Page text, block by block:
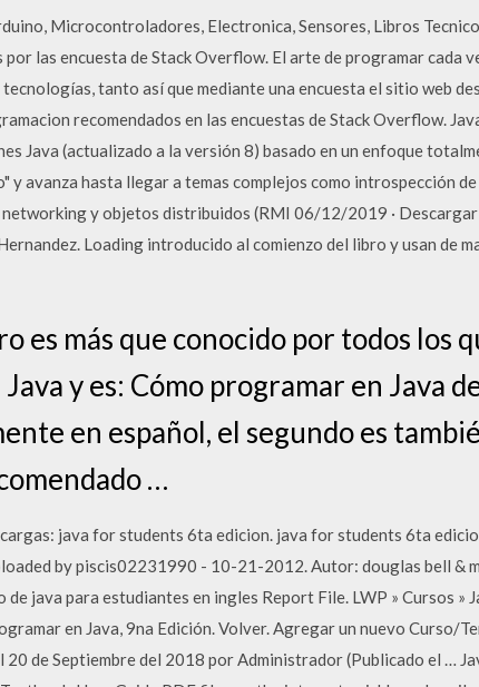
Microcontroladores, Electronica, Sensores, Libros
las encuesta de Stack Overflow. El arte de programar cada
tanto así que mediante una encuesta el sitio web
recomendados en las encuestas de Stack Overflow.
Java (actualizado a la versión 8) basado en un enfoque
y avanza hasta llegar a temas complejos como introspección
y objetos distribuidos (RMI 06/12/2019 · Descargar
Loading introducido al comienzo del libro y usan de
es más que conocido por todos los
y es: Cómo programar en Java
en español, el segundo es
…
java for students 6ta edicion. java for students 6ta
by piscis02231990 - 10-21-2012. Autor: douglas bell &
java para estudiantes en ingles Report File. LWP » Cursos »
en Java, 9na Edición. Volver. Agregar un nuevo Curso/
20 de Septiembre del 2018 por Administrador (Publicado el …